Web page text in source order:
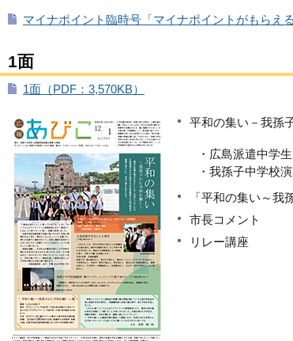
マイナポイント臨時号「マイナポイントがもらえ
1面
1面（PDF：3,570KB）
平和の集い－我孫
・広島派遣中学生
・我孫子中学校演
「平和の集い～我
市長コメント
リレー講座